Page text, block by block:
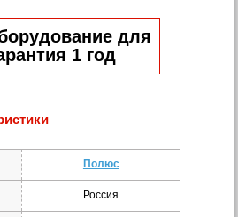
для
1 год
Полюс
Россия